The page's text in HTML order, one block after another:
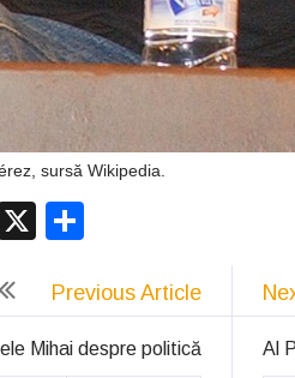
sursă Wikipedia.
WhatsApp
X
Previous Article
Mihai despre politică Al